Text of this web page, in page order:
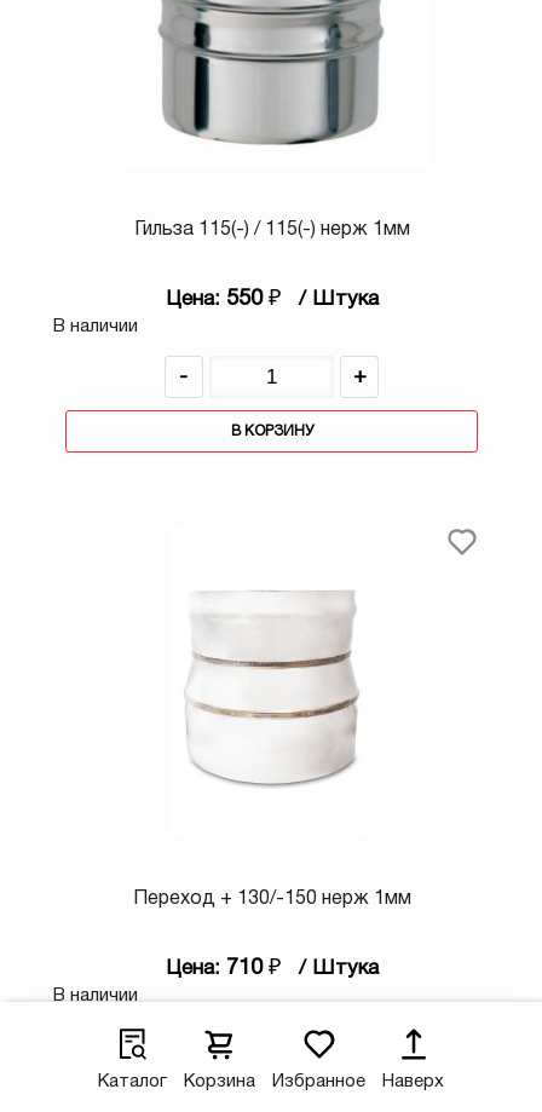
Гильза 115(-) / 115(-) нерж 1мм
Цена: 550 ₽ / Штука
В наличии
- +
В КОРЗИНУ
Переход + 130/-150 нерж 1мм
Цена: 710 ₽ / Штука
В наличии
Каталог Корзина Избранное Наверх